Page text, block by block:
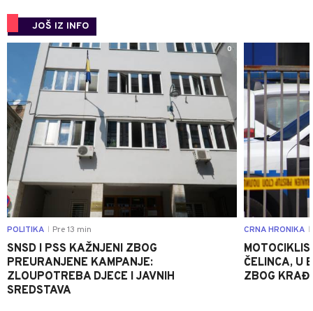
JOŠ IZ INFO
0
POLITIKA Pre 13 min
SNSD I PSS KAŽNJENI ZBOG
PREURANJENE KAMPANJE:
ZLOUPOTREBA DJECE I JAVNIH
SREDSTAVA
CRNA HRONIKA
ČELINCA, U
ZBOG